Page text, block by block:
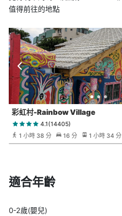
值得前往的地點
彩虹村-Rainbow Village
4.1(14405)
1 小時 38 分
16 分 1 小時 34 分
適合年齡
0-2歲(嬰兒)